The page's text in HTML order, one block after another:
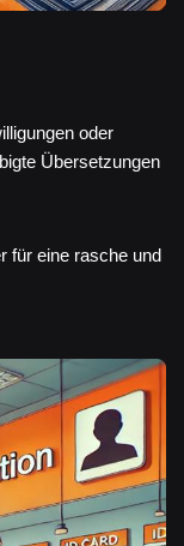
oder
Übersetzungen
für eine rasche und